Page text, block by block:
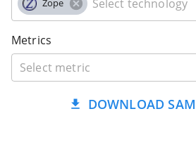
Zope
Metrics
DOWNLOAD